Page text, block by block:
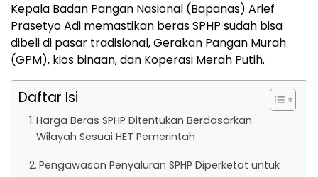
Kepala Badan Pangan Nasional (Bapanas) Arief
Prasetyo Adi memastikan beras SPHP sudah bisa
dibeli di pasar tradisional, Gerakan Pangan Murah
(GPM), kios binaan, dan Koperasi Merah Putih.
Daftar Isi
Harga Beras SPHP Ditentukan Berdasarkan
Wilayah Sesuai HET Pemerintah
Pengawasan Penyaluran SPHP Diperketat untuk